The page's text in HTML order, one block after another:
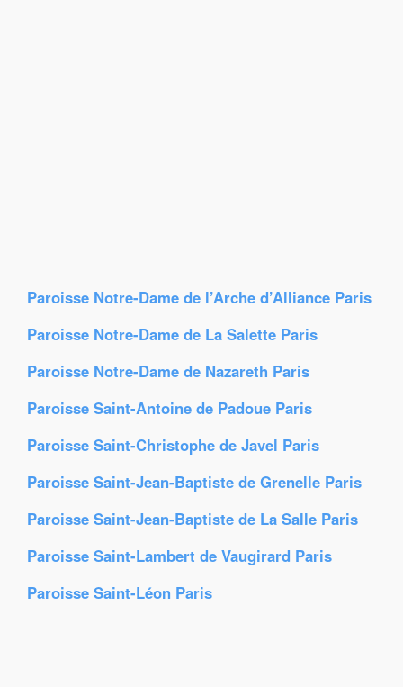
Paroisse Notre-Dame de l’Arche d’Alliance Paris
Paroisse Notre-Dame de La Salette Paris
Paroisse Notre-Dame de Nazareth Paris
Paroisse Saint-Antoine de Padoue Paris
Paroisse Saint-Christophe de Javel Paris
Paroisse Saint-Jean-Baptiste de Grenelle Paris
Paroisse Saint-Jean-Baptiste de La Salle Paris
Paroisse Saint-Lambert de Vaugirard Paris
Paroisse Saint-Léon Paris